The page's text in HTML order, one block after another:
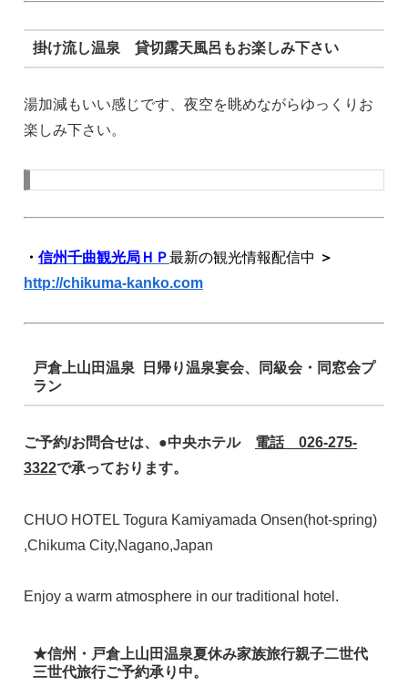
掛け流し温泉 貸切露天風呂もお楽しみ下さい
湯加減もいい感じです、夜空を眺めながらゆっくりお
楽しみ下さい。
・ 信州千曲観光局ＨＰ最新の観光情報配信中 ＞
http://chikuma-kanko.com
戸倉上山田温泉 日帰り温泉宴会、同級会・同窓会プ
ラン
ご予約/お問合せは、●中央ホテル 電話 026-275-
3322で承っております。
CHUO HOTEL Togura Kamiyamada Onsen(hot-spring)
,Chikuma City,Nagano,Japan
Enjoy a warm atmosphere in our traditional hotel.
★信州・戸倉上山田温泉夏休み家族旅行親子二世代
三世代旅行ご予約承り中。